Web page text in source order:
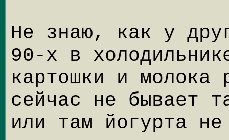
Не знаю, как у
90-х в
картошки и
сейчас не бывает
или там йогурта